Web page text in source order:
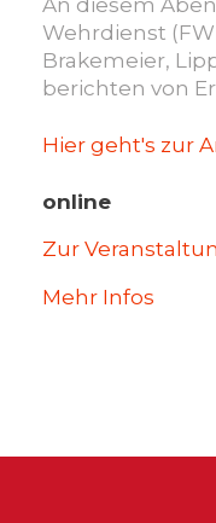
An diesem
Wehrdienst
Brakemeier,
berichten von
Hier geht's zur
online
Zur
Mehr Infos